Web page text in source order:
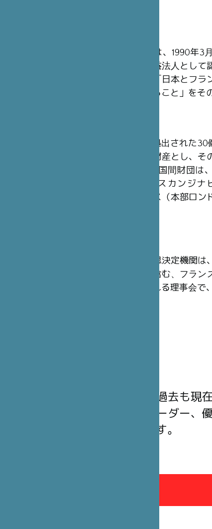
笹川日仏財団は、1990年3
フランスの公益法人とし
利の組織で、「日本とフ
係を発展させること」をそ
日本財団から拠出された
ラン）を基本財産とし、
ます。同様の2国間財団は
シントン）、スカンジ
ム）、イギリス（本部ロ
財団の最高意思決定機関
その代理人を含む、フラン
名から構成される理事会で
理事には、過去も現
ト、企業リーダー、
思っています。